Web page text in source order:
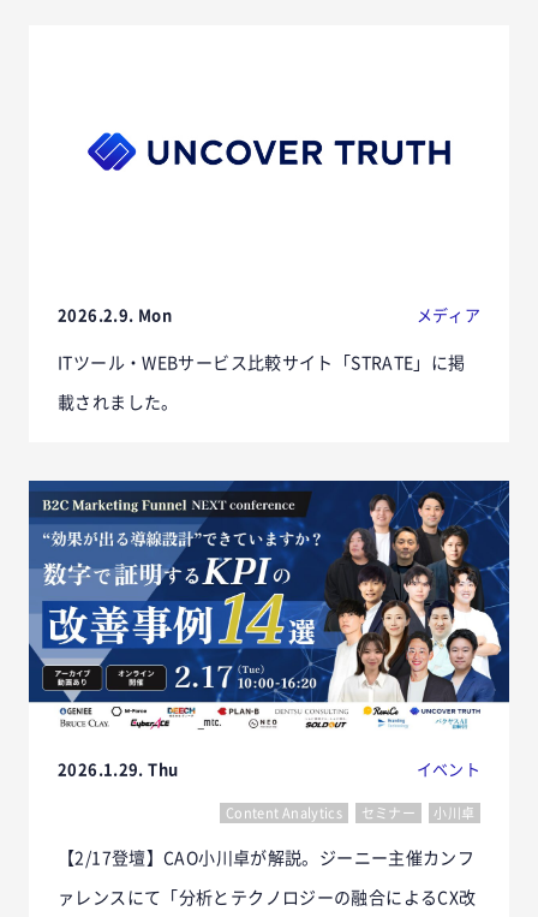
2026.2.9. Mon メディア
ITツール・WEBサービス比較サイト「STRATE」に掲
載されました。
2026.1.29. Thu イベント
Content Analytics セミナー 小川卓
【2/17登壇】CAO小川卓が解説。ジーニー主催カンフ
ァレンスにて「分析とテクノロジーの融合によるCX改